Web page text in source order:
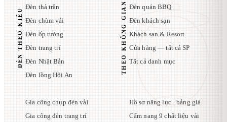
ĐÈN THEO KIỂU
Đèn thả trần
Đèn chùm vải
Đèn ốp tường
Đèn trang trí
Đèn Nhật Bản
Đèn lồng Hội An
THEO KHÔNG GIAN Đèn quán BBQ
Đèn khách sạn
Khách sạn & Resort
Cửa hàng — tất cả SP
Tất cả danh mục
Gia công chụp đèn vải
Gia công đèn trang trí
Hồ sơ năng lực · bảng giá
Cẩm nang 9 chất liệu vải